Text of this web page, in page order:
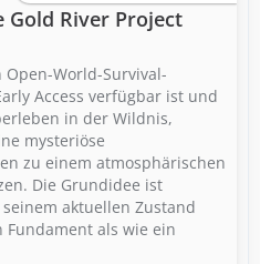
Gold River Project
Open-World-Survival-
Access verfügbar ist und
in der Wildnis,
mysteriöse
zu einem atmosphärischen
Die Grundidee ist
aktuellen Zustand
als wie ein